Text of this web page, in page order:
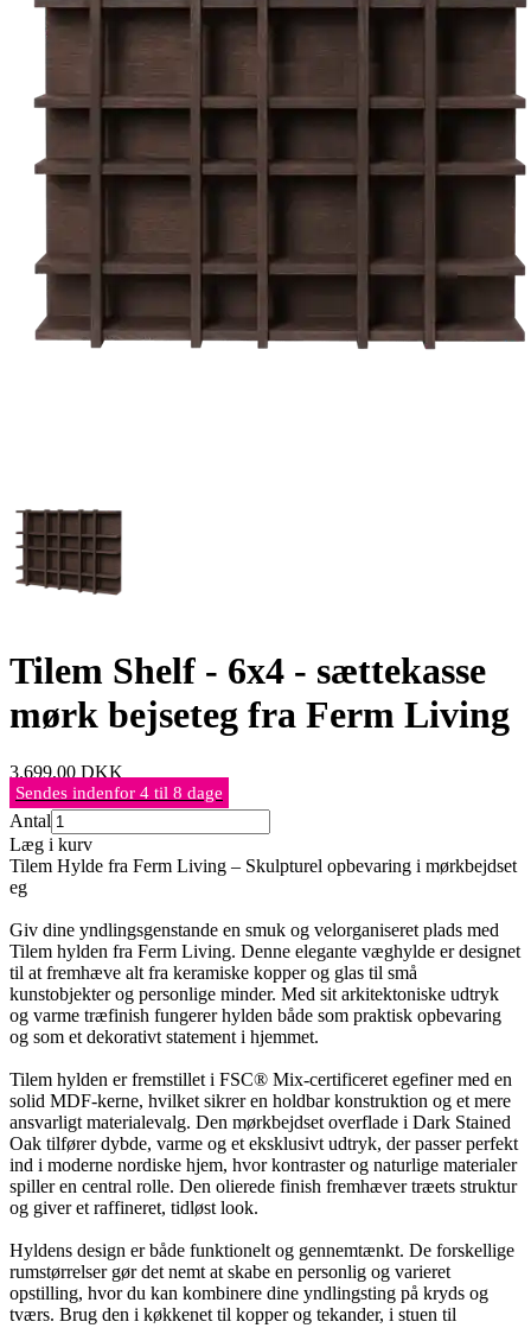
Tilem Shelf - 6x4 - sættekasse
mørk bejseteg fra Ferm Living
3.699,00 DKK
Sendes indenfor 4 til 8 dage
Antal
Læg i kurv
Tilem Hylde fra Ferm Living – Skulpturel opbevaring i mørkbejdset
eg
Giv dine yndlingsgenstande en smuk og velorganiseret plads med
Tilem hylden fra Ferm Living. Denne elegante væghylde er designet
til at fremhæve alt fra keramiske kopper og glas til små
kunstobjekter og personlige minder. Med sit arkitektoniske udtryk
og varme træfinish fungerer hylden både som praktisk opbevaring
og som et dekorativt statement i hjemmet.
Tilem hylden er fremstillet i FSC® Mix-certificeret egefiner med en
solid MDF-kerne, hvilket sikrer en holdbar konstruktion og et mere
ansvarligt materialevalg. Den mørkbejdset overflade i Dark Stained
Oak tilfører dybde, varme og et eksklusivt udtryk, der passer perfekt
ind i moderne nordiske hjem, hvor kontraster og naturlige materialer
spiller en central rolle. Den olierede finish fremhæver træets struktur
og giver et raffineret, tidløst look.
Hyldens design er både funktionelt og gennemtænkt. De forskellige
rumstørrelser gør det nemt at skabe en personlig og varieret
opstilling, hvor du kan kombinere dine yndlingsting på kryds og
tværs. Brug den i køkkenet til kopper og tekander, i stuen til